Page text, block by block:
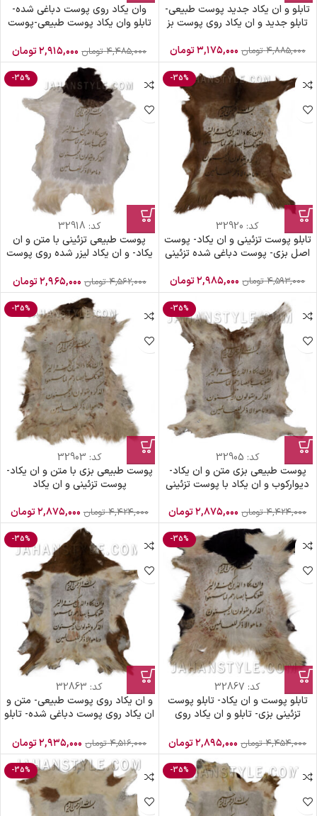
تابلو و ان یکاد جدید پوست طبیعی-
تابلو جدید و ان یکاد روی پوست بز
۴,۸۸۵,۰۰۰ تومان ۳,۱۷۵,۰۰۰تومان
وان یکاد روی پوست دباغی شده-
تابلو وان یکاد پوست طبیعی-پوست
۴,۴۸۵,۰۰۰ تومان ۲,۹۱۵,۰۰۰تومان
-35%
کد: 32920
تابلو پوست تزئینی و ان یکاد- پوست
اصل بزی- پوست دباغی شده تزئینی
۴,۵۹۳,۰۰۰ تومان ۲,۹۸۵,۰۰۰تومان
-35%
کد: 32918
پوست طبیعی تزئینی با متن و ان
یکاد- و ان یکاد لیزر شده روی پوست
۴,۵۶۲,۰۰۰ تومان ۲,۹۶۵,۰۰۰تومان
-35%
کد: 32905
پوست طبیعی بزی متن و ان یکاد-
دیوارکوب و ان یکاد با پوست تزئینی
۴,۴۲۴,۰۰۰ تومان ۲,۸۷۵,۰۰۰تومان
-35%
کد: 32903
پوست طبیعی بزی با متن و ان یکاد-
پوست تزئینی و ان یکاد
۴,۴۲۴,۰۰۰ تومان ۲,۸۷۵,۰۰۰تومان
-35%
کد: 32867
تابلو پوست و ان یکاد- تابلو پوست
تزئینی بزی- تابلو و ان یکاد روی
۴,۴۵۴,۰۰۰ تومان ۲,۸۹۵,۰۰۰تومان
-35%
کد: 32863
و ان یکاد روی پوست طبیعی- متن و
ان یکاد روی پوست دباغی شده- تابلو
۴,۵۱۶,۰۰۰ تومان ۲,۹۳۵,۰۰۰تومان
-35%
-35%